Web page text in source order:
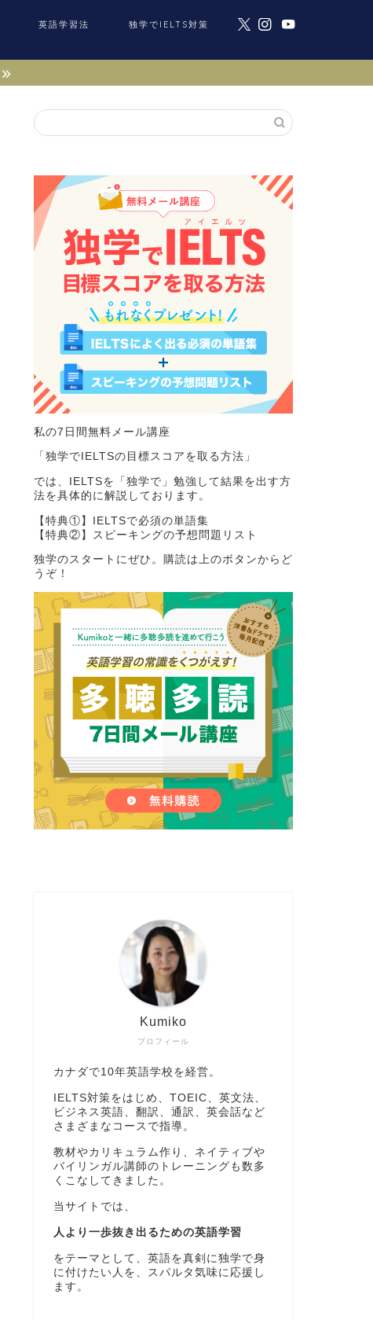
英語学習法 独学でIELTS対策
私の7日間無料メール講座
「独学でIELTSの目標スコアを取る方法」
では、IELTSを「独学で」勉強して結果を出す方
法を具体的に解説しております。
【特典①】IELTSで必須の単語集
【特典②】スピーキングの予想問題リスト
独学のスタートにぜひ。購読は上のボタンからど
うぞ！
プロフィール
Kumiko
カナダで10年英語学校を経営。
IELTS対策をはじめ、TOEIC、英文法、
ビジネス英語、翻訳、通訳、英会話など
さまざまなコースで指導。
教材やカリキュラム作り、ネイティブや
バイリンガル講師のトレーニングも数多
くこなしてきました。
当サイトでは、
人より一歩抜き出るための英語学習
をテーマとして、英語を真剣に独学で身
に付けたい人を、スパルタ気味に応援し
ます。